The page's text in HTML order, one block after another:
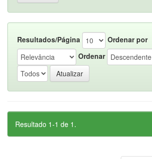
Resultados/Página
Ordenar por
Ordenar
Resultado 1-1 de 1.